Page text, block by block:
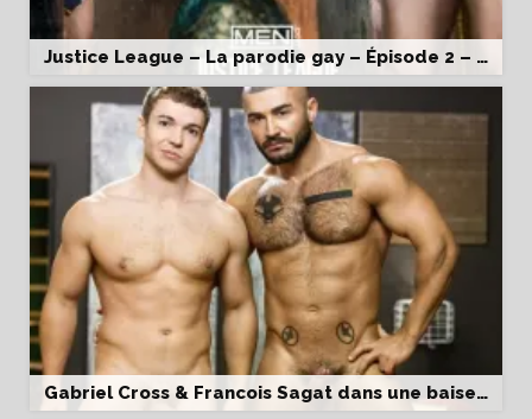
Justice League – La parodie gay – Épisode 2 – Colby Keller & Francois Sagat
Gabriel Cross & Francois Sagat dans une baise gay hard